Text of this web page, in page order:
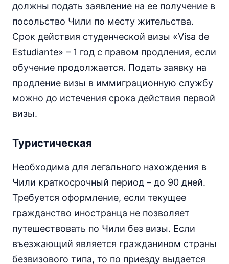
должны подать заявление на ее получение в
посольство Чили по месту жительства.
Срок действия студенческой визы «Visa de
Estudiante» – 1 год с правом продления, если
обучение продолжается. Подать заявку на
продление визы в иммиграционную службу
можно до истечения срока действия первой
визы.
Туристическая
Необходима для легального нахождения в
Чили краткосрочный период – до 90 дней.
Требуется оформление, если текущее
гражданство иностранца не позволяет
путешествовать по Чили без визы. Если
въезжающий является гражданином страны
безвизового типа, то по приезду выдается